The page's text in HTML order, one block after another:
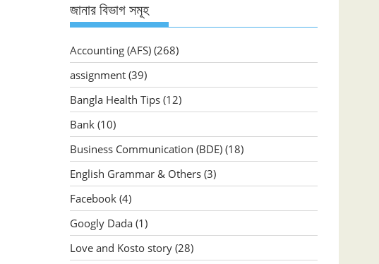
জানার বিভাগ সমূহ
Accounting (AFS) (268)
assignment (39)
Bangla Health Tips (12)
Bank (10)
Business Communication (BDE) (18)
English Grammar & Others (3)
Facebook (4)
Googly Dada (1)
Love and Kosto story (28)